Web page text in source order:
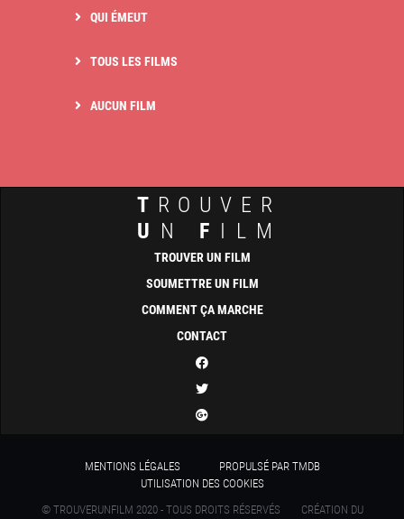
QUI ÉMEUT
TOUS LES FILMS
AUCUN FILM
T ROUVER
U N F ILM
TROUVER UN FILM
SOUMETTRE UN FILM
COMMENT ÇA MARCHE
CONTACT
MENTIONS LÉGALES
PROPULSÉ PAR TMDB
UTILISATION DES COOKIES
© TROUVERUNFILM 2020 - TOUS DROITS RÉSERVÉS
CRÉATION DU